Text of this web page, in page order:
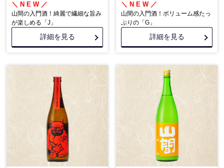
＼ N E W ／
山間の入門酒！綺麗で繊細な旨み
が楽しめる「J」
詳細を見る
＼ N E W ／
山間の入門酒！ボリューム感たっ
ぷりの「G」
詳細を見る